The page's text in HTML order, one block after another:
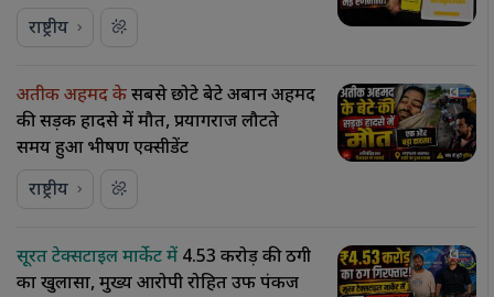
राष्ट्रीय
अतीक अहमद केसबसे छोटे बेटे अबान अहमद
की सड़क हादसे में मौत, प्रयागराज लौटते
समय हुआ भीषण एक्सीडेंट
राष्ट्रीय
सूरत टेक्सटाइल मार्केट में ₹4.53 करोड़ की ठगी
का खुलासा, मुख्य आरोपी रोहित उर्फ पंकज